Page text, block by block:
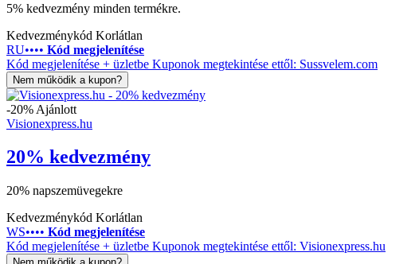
5% kedvezmény minden termékre.
Kedvezménykód Korlátlan
RU•••• Kód megjelenítése
Kód megjelenítése + üzletbe Kuponok megtekintése ettől: Sussvelem.com
Nem működik a kupon?
-20% Ajánlott
Visionexpress.hu
20% kedvezmény
20% napszemüvegekre
Kedvezménykód Korlátlan
WS•••• Kód megjelenítése
Kód megjelenítése + üzletbe Kuponok megtekintése ettől: Visionexpress.hu